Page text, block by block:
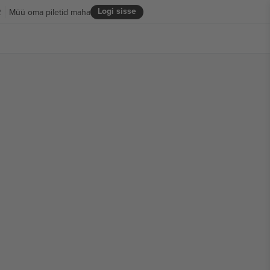
Logi sisse
Müü oma piletid maha